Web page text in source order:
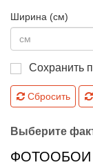
Ширина (см)
Сохранить
Сбросить
Выберите
ФОТООБОИ